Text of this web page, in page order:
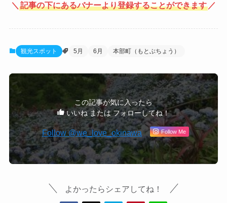
＼ 記事の下にあるバナーより登録することができます ／
観光スポット 5月 6月 本部町（もとぶちょう）
この記事が気に入ったら
いいね または フォローしてね！
Follow @we_love_okinawa Follow Me
よかったらシェアしてね！